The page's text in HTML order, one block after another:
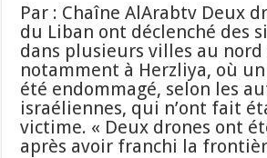
Par : Chaîne AlArabtv Deux
du Liban ont déclenché des
dans plusieurs villes au nord
notamment à Herzliya, où
été endommagé, selon les
israéliennes, qui n’ont fait
victime. « Deux drones ont
après avoir franchi la